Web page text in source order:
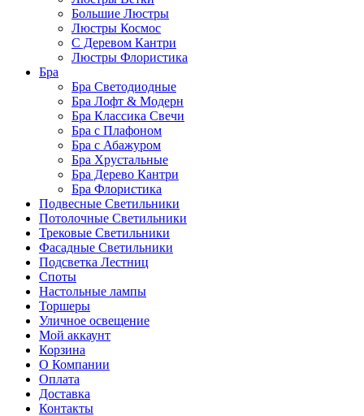
Большие Люстры
Люстры Космос
С Деревом Кантри
Люстры Флористика
Бра
Бра Светодиодные
Бра Лофт & Модерн
Бра Классика Свечи
Бра с Плафоном
Бра с Абажуром
Бра Хрустальные
Бра Дерево Кантри
Бра Флористика
Подвесные Светильники
Потолочные Светильники
Трековые Светильники
Фасадные Светильники
Подсветка Лестниц
Споты
Настольные лампы
Торшеры
Уличное освещение
Мой аккаунт
Корзина
О Компании
Оплата
Доставка
Контакты